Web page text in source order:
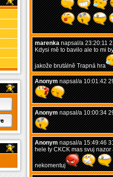
marenkanapsal/a 23:20:11
Kdysi mě to bavilo ale to mi
jakože brutálně Trapná hra
Anonymnapsal/a 10:01:42
Anonymnapsal/a 10:00:34
Anonymnapsal/a 15:49:46
hele ty CKCK mas svuj
nekomentuj